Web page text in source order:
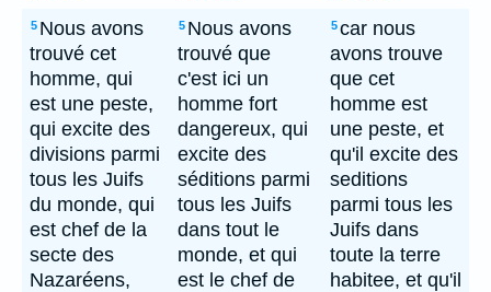
5 Nous avons
trouvé cet
homme, qui
est une peste,
qui excite des
divisions parmi
tous les Juifs
du monde, qui
est chef de la
secte des
Nazaréens,
5 Nous avons
trouvé que
c'est ici un
homme fort
dangereux, qui
excite des
séditions parmi
tous les Juifs
dans tout le
monde, et qui
est le chef de
5car nous
avons trouve
que cet
homme est
une peste, et
qu'il excite des
seditions
parmi tous les
Juifs dans
toute la terre
habitee, et qu'il